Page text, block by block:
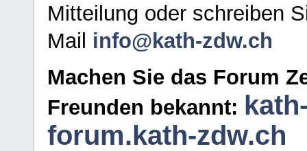
Mitteilung oder schreiben
Mail info@kath-zdw.ch
Machen Sie das Forum
Freunden bekannt:
forum.kath-zdw.ch